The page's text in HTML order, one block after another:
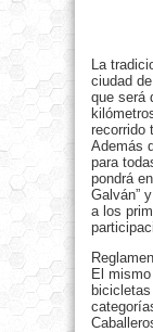
La
ciudad
que será
recorrido
Además
para
pondrá
Galván”
a los
El